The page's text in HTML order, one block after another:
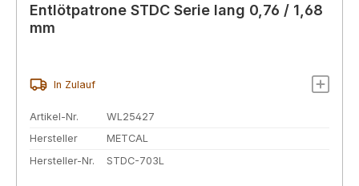
Entlötpatrone STDC Serie lang 0,76 / 1,68
mm
In Zulauf
Artikel-Nr.
WL25427
Hersteller
METCAL
Hersteller-Nr.
STDC-703L